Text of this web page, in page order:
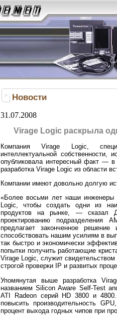
Новости
31.07.2008
Virage Logic раскрыла
Компания Virage Logic,
интеллектуальной собственности,
опубликовала интересный факт — в
разработка Virage Logic из области
Компании имеют довольно долгую
«Более восьми лет наши инженеры
Logic, чтобы создать одни из
продуктов на рынке, — сказал
проектированию
предлагает законченное
способствовать нашим усилиям в
так быстро и экономически
попытки получить работающие
Virage Logic, служит
строгой проверки IP и развитых
Упомянутая выше разработка
названием Silicon Aware Self-Test
ATI Radeon серий HD 3800 и
повысить производительность
процент выхода годных чипов при